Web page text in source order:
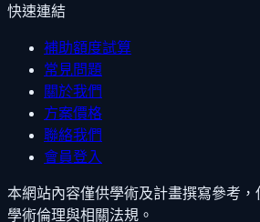
快速連結
補助額度試算
常見問題
關於我們
方案價格
聯絡我們
會員登入
本網站內容僅供學術及計畫撰寫參考
學術倫理與相關法規。